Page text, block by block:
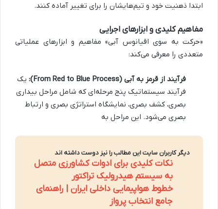
ابتدا ذهنیت خود و تیم‌هایشان را برای تغییر آماده کنند.
مفاهیم کلیدی و ابزارهای اجرایی
«حرکت به سوی اقیانوس آبی» مفاهیم و ابزارهای عملیاتی
متعددی را معرفی می‌کند:
فرآیند از قرمز به آبی (From Red to Blue Process):
یک
فرآیند سیستماتیک پنج مرحله‌ای که شامل مراحل بیداری
بصری، کشف بصری، نمایشگاه استراتژی بصری و ارتباط
بصری می‌شود. این مراحل به
دیگر کاربران سایت این مطالب را نیز دوست داشته اند
نکات کلیدی برای ادوات کشاورزی متصل
به سیستم هیدرولیک تراکتور
خطوط هواپیمایی داخلی ایران | راهنمای
جامع انتخاب پرواز